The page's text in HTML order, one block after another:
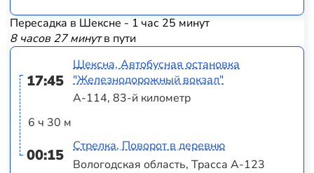
Пересадка в Шексне - 1 час 25 минут
8 часов 27 минутв пути
17:45
6 ч 30 м
00:15
Шексна, Автобусная остановка
"Железнодорожный вокзал"
А-114, 83-й километр
Стрелка, Поворот в деревню
Вологодская область, Трасса А-123